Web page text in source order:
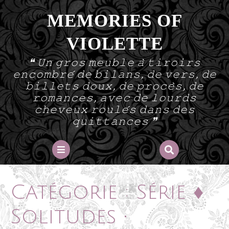
Skip
to
content
MEMORIES OF
VIOLETTE
❝ 𝚄𝚗 𝚐𝚛𝚘𝚜 𝚖𝚎𝚞𝚋𝚕𝚎 𝚊̀ 𝚝𝚒𝚛𝚘𝚒𝚛𝚜
𝚎𝚗𝚌𝚘𝚖𝚋𝚛𝚎́ 𝚍𝚎 𝚋𝚒𝚕𝚊𝚗𝚜, 𝚍𝚎 𝚟𝚎𝚛𝚜, 𝚍𝚎
𝚋𝚒𝚕𝚕𝚎𝚝𝚜 𝚍𝚘𝚞𝚡, 𝚍𝚎 𝚙𝚛𝚘𝚌𝚎̀𝚜, 𝚍𝚎
𝚛𝚘𝚖𝚊𝚗𝚌𝚎𝚜, 𝚊𝚟𝚎𝚌 𝚍𝚎 𝚕𝚘𝚞𝚛𝚍𝚜
𝚌𝚑𝚎𝚟𝚎𝚞𝚡 𝚛𝚘𝚞𝚕𝚎́𝚜 𝚍𝚊𝚗𝚜 𝚍𝚎𝚜
𝚚𝚞𝚒𝚝𝚝𝚊𝚗𝚌𝚎𝚜 ❞
Open
Button
Catégorie :Série ♦
Solitudes •